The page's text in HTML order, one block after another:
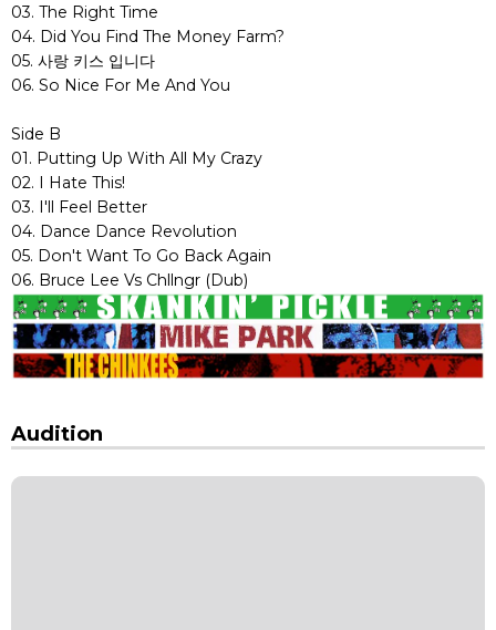
03. The Right Time
04. Did You Find The Money Farm?
05. 사랑 키스 입니다
06. So Nice For Me And You
Side B
01. Putting Up With All My Crazy
02. I Hate This!
03. I'll Feel Better
04. Dance Dance Revolution
05. Don't Want To Go Back Again
06. Bruce Lee Vs Chllngr (Dub)
Audition